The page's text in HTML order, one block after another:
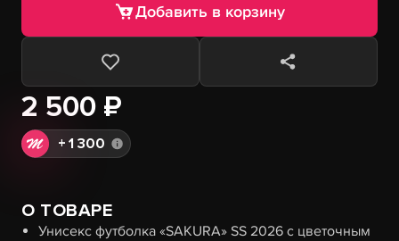
2 500 ₽
+ 1 300
Добавить в корзину
О ТОВАРЕ
Унисекс футболка «SAKURA» SS 2026 с цветочным